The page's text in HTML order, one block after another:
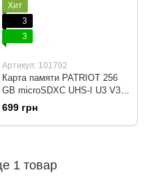
Хит
3
3
Артикул: 101792
Карта памяти PATRIOT 256
GB microSDXC UHS-I U3 V30
A1 EP + SD adapter
PEF256GEP31MCX
699 грн
1 товар